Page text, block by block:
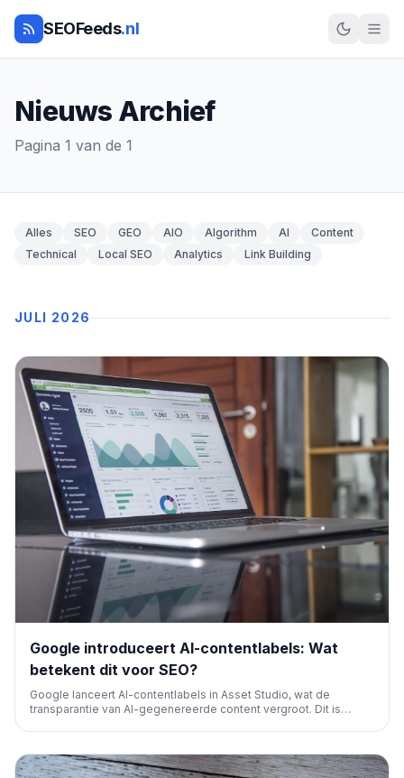
SEOFeeds.nl
Nieuws Archief
Pagina 1 van de 1
Alles SEO GEO AIO Algorithm AI
Content
Technical
Local SEO Analytics Link Building
JULI 2026
Google introduceert AI-contentlabels: Wat
betekent dit voor SEO?
Google lanceert AI-contentlabels in Asset Studio, wat de
transparantie van AI-gegenereerde content vergroot. Dit is